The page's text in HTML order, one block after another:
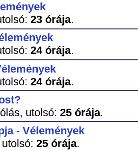
23 órája.
24 órája.
24 órája.
utolsó: 25 órája.
- Vélemények
utolsó: 25 órája.